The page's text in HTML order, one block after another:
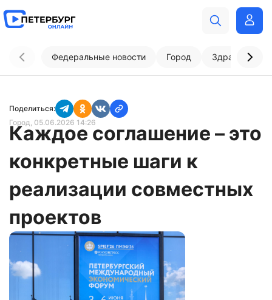
Федеральные новости Город
Поделиться:
Город, 05.06.2026 14:26
Каждое соглашение – это
конкретные шаги к
реализации совместных
проектов